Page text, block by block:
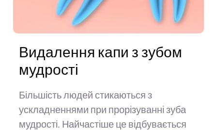
Видалення капи з зубом
мудрості
Більшість людей стикаються з
ускладненнями при прорізуванні зуба
мудрості. Найчастіше це відбувається